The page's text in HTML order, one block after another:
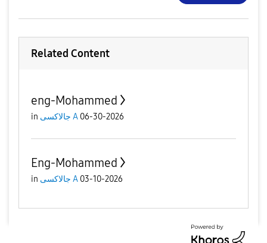
Related Content
eng-Mohammed
in جالاكسى A 06-30-2026
Eng-Mohammed
in جالاكسى A 03-10-2026